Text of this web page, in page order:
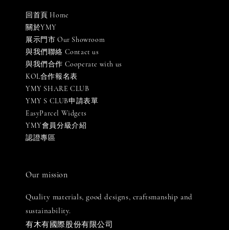
回首頁 Home
關於YMY
展示門市 Our Showroom
與我們聯絡 Contact us
與我們合作 Cooperate with us
KOL合作報名表
YMY SHARE CLUB
YMY S CLUB申請表單
EasyParcel Widgets
YMY會員分級介紹
認證專區
Our mission
Quality materials, good designs, craftsmanship and
sustainability.
有木有國際股份有限公司